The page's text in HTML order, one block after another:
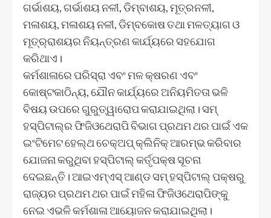
ଗର୍ଭାଶୟ, ଗର୍ଭାଶୟ ନଳୀ, ଡିମ୍ବାଶୟ, ମୂତ୍ରନଳୀ,
ମଳାଶୟ, ମଳାଶୟ ନଳୀ, ଡିମ୍ବକୋଷ ତଥା ମଳତ୍ୟାଗ ଓ
ମୂତ୍ର୍ରାଶୟର ନିୟନ୍ତ୍ରଣ କାର୍ଯ୍ୟରେ ସହଯୋଗ
କରିଥାଏ।
କର୍ମଶାଳାରେ ପରିସ୍ରା ଏବଂ ମଳ କ୍ଷରଣ ଏବଂ
କୋଷ୍ଟକାଠିନ୍ୟ, ଯୌନ କାର୍ଯ୍ୟରେ ଅନିୟମିତତା ଭଳି
ବିଷୟ ଉପରେ ଗୁରୁତ୍ୱାରୋପ କରାଯାଇଥିଲା। ସମ୍
ହସ୍ପିଟାଲ୍‌ର ଫିଜିଓଥେରାପି ବିଭାଗ ପ୍ରଥମ ଥର ପାଇଁ ଏକ
ଇଂଟିମେଟ ହେଲ୍‌ଥ ଚେକ୍‌ଅପ୍ କ୍ଲିନିକ୍ ଆରମ୍ଭ କରିବାର
ଯୋଜନା କରୁଥିବା ହସ୍ପିଟାଲ୍ କର୍ତୃପକ୍ଷ ସୂଚନା
ଦେଇଛନ୍ତି। ଆଇଏମ୍‌ଏସ୍ ଆଣ୍ଡ ସମ୍ ହସ୍ପିଟାଲ୍ ପକ୍ଷରୁ
ରାଜ୍ୟର ପ୍ରଥମ ଥର ପାଇଁ ମହିଳା ଫିଜିଓଥେରାପିଙ୍କୁ
ନେଇ ଏଭଳି କର୍ମଶାଳା ଆୟୋଜନ କରାଯାଇଥିଲା।